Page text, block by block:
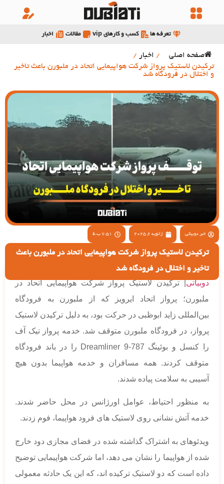
تعرفه ها کسب و کارهای vip مقالات اخبار
صفحه اصلی / اخبار /
ترکیدن لاستیک پرواز شرکت هواپیمایی اتحاد در ملبورن باعث تاخیر
و اختلال در فرودگاه شد
خبر دوبیاتی ژانویه 6, 2025 7:51 ب.ظ
ترکیدن لاستیک پرواز شرکت هواپیمایی اتحاد در ملبورن باعث
تاخیر و اختلال در فرودگاه شد
دوبیاتی| ترکیدن لاستیک پرواز شرکت هواپیمایی اتحاد در
ملبورن؛ پرواز اتحاد ایرویز که از ملبورن به فرودگاه
بین‌المللی زاید ابوظبی در حرکت بود، به دلیل ترکیدن لاستیک
پرواز، در فرودگاه ملبورن متوقف شد. خدمه پرواز تیک آف
را کنسل و بوئینگ 787-9 Dreamliner را در باند فرودگاه
متوقف کردند. همه مسافران و خدمه هواپیما بدون هیچ
آسیبی به سلامت پیاده شدند.
به منظور احتیاط، عوامل اورژانس در محل حاضر شدند.
خدمه آتش نشانی روی لاستیک های فرود هواپیما، فوم زدند.
ویدئوهای به اشتراک گذاشته شده در فضای مجازی دود خارج
شده از هواپیما را نشان می دهد، اما شرکت هواپیمایی توضیح
داده است که دو لاستیک ترکیده اند، که این یک حادثه معمولی